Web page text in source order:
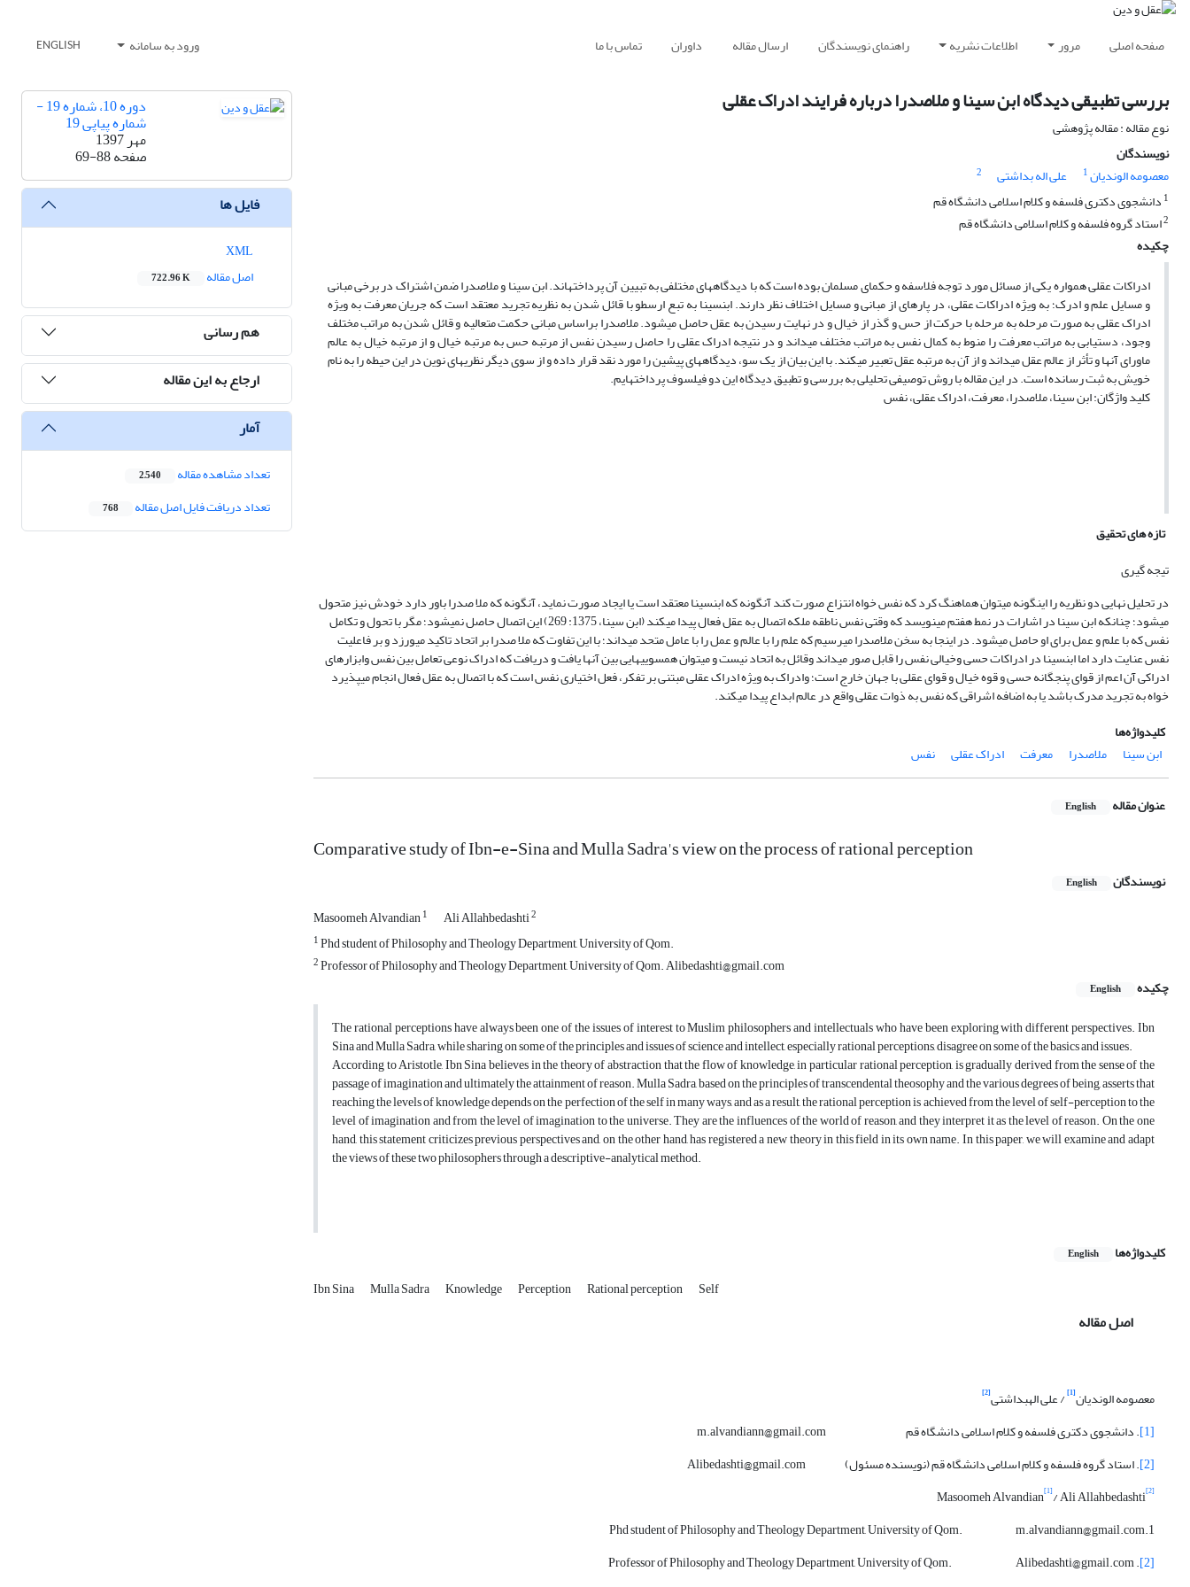
صفحه اصلی مرور اطلاعات نشریه راهنمای نویسندگان ارسال مقاله داوران تماس با ما ورود به سامانه ENGLISH
بررسی تطبیقی دیدگاه ابن ‏سینا و ملاصدرا درباره فرایند ادراک عقلی
نوع مقاله : مقاله پژوهشی
نویسندگان
معصومه الوندیان1 علی اله بداشتی
2
1 دانشجوی دکتری فلسفه و کلام اسلامی دانشگاه قم
2استاد گروه فلسفه و کلام اسلامی دانشگاه قم
چکیده
ادراکات عقلی همواره یکی از مسائل مورد توجه فلاسفه و حکمای مسلمان بوده است که با دیدگاههای مختلفی به تبیین آن پرداخته‏اند. ابن سینا و ملاصدرا ضمن اشتراک در برخی مبانی
و مسایل علم و ادرک؛ به ویژه ادراکات عقلی، در پاره‏ای از مبانی و مسایل اختلاف نظر دارند. ابن‏سینا به تبع ارسطو با قائل شدن به نظریه تجرید معتقد است که جریان معرفت به ویژه
ادراک عقلی به صورت مرحله به مرحله با حرکت از حس و گذر از خیال و در نهایت رسیدن به عقل حاصل می‏شود. ملاصدرا براساس مبانی حکمت متعالیه و قائل شدن به مراتب مختلف
وجود، دستیابی به مراتب معرفت را منوط به کمال نفس به مراتب مختلف می‏داند و در نتیجه ادراک عقلی را حاصل رسیدن نفس از مرتبه حس به مرتبه خیال و از مرتبه خیال به عالم
ماورای آن‏ها و تأثر از عالم عقل می‏داند و از آن به مرتبه عقل تعبیر می‏کند. با این بیان از یک سو، دیدگاه‏های پیشین را مورد نقد قرار داده و از سوی دیگر نظریه‏ای نوین در این حیطه را به نام
خویش به ثبت رسانده است. در این مقاله با روش توصیفی تحلیلی به بررسی و تطبیق دیدگاه این دو فیلسوف پرداخته‏ایم.
کلید واژگان: ابن سینا، ملاصدرا، معرفت، ادراک عقلی، نفس
تازه های تحقیق
تیجه‏ گیری
در تحلیل نهایی دو نظریه را اینگونه می‏توان هماهنگ کرد که نفس خواه انتزاع صورت کند آنگونه که ابن‏سینا معتقد است یا ایجاد صورت نماید، آنگونه که ملا صدرا باور دارد خودش نیز متحول
می‏شود؛ چنان‏که ابن سینا در اشارات در نمط هفتم می‏نویسد که وقتی نفس ناطقه ملکه اتصال به عقل فعال پیدا می‏کند (ابن سینا، 1375: 269) این اتصال حاصل نمی‏شود؛ مگر با تحول و تکامل
نفس که با علم و عمل برای او حاصل می‏شود. در اینجا به سخن ملاصدرا می‏رسیم که علم را با عالم و عمل را با عامل متحد می‏داند؛ با این تفاوت که ملا صدرا بر اتحاد تاکید می‏ورزد و بر فاعلیت
نفس عنایت دارد اما ابن‏سینا در ادراکات حسی وخیالی نفس را قابل صور می‏داند وقائل به اتحاد نیست و می‏توان همسویی‏هایی بین آنها یافت و دریافت که ادراک نوعی تعامل بین نفس وابزارهای
ادراکی آن اعم از قوای پنجگانه حسی و قوه خیال و قوای عقلی با جهان خارج است؛ وادراک به ویژه ادراک عقلی مبتنی بر تفکر، فعل اختیاری نفس است که با اتصال به عقل فعال انجام می‏پذیرد
خواه به تجرید مدرک باشد یا به اضافه اشراقی که نفس به ذوات عقلی واقع در عالم ابداع پیدا می‏کند.
کلیدواژه‌ها
ابن سینا
ملاصدرا معرفت ادراک عقلی نفس
عنوان مقاله English
Comparative study of Ibn-e-Sina and Mulla Sadra's view on the process of rational perception
نویسندگان English
Masoomeh Alvandian1 Ali Allahbedashti2
1Phd student of Philosophy and Theology Department, University of Qom.
2Professor of Philosophy and Theology Department, University of Qom. Alibedashti@gmail.com
چکیده
English
The rational perceptions have always been one of the issues of interest to Muslim philosophers and intellectuals who have been exploring with different perspectives. Ibn
Sina and Mulla Sadra, while sharing on some of the principles and issues of science and intellect, especially rational perceptions, disagree on some of the basics and issues.
According to Aristotle, Ibn Sina believes in the theory of abstraction that the flow of knowledge, in particular rational perception, is gradually derived from the sense of the
passage of imagination and ultimately the attainment of reason. Mulla Sadra, based on the principles of transcendental theosophy and the various degrees of being, asserts that
reaching the levels of knowledge depends on the perfection of the self in many ways, and as a result, the rational perception is achieved from the level of self-perception to the
level of imagination and from the level of imagination to the universe. They are the influences of the world of reason, and they interpret it as the level of reason. On the one
hand, this statement criticizes previous perspectives and, on the other hand, has registered a new theory in this field in its own name. In this paper, we will examine and adapt
the views of these two philosophers through a descriptive-analytical method.
کلیدواژه‌ها English
Ibn Sina Mulla Sadra Knowledge Perception Rational perception Self
اصل مقاله
معصومه الوندیان[1] / علی اله‏بداشتی[2]
[1] . دانشجوی دکتری فلسفه و کلام اسلامی دانشگاه قم m.alvandiann@gmail.com
[2] . استاد گروه فلسفه و کلام اسلامی دانشگاه قم (نویسنده مسئول) Alibedashti@gmail.com
Masoomeh Alvandian[1]/ Ali Allahbedashti[2]
1.Phd student of Philosophy and Theology Department, University of Qom. m.alvandiann@gmail.com
[2]
. Professor of Philosophy and Theology Department, University of Qom. Alibedashti@gmail.com
دوره 10، شماره 19 -
شماره پیاپی 19
مهر 1397
صفحه69-88
فایل ها
اصل مقاله
722.96 K
هم رسانی
ارجاع به این مقاله
آمار
تعداد مشاهده مقاله 2,540
تعداد دریافت فایل اصل مقاله 768